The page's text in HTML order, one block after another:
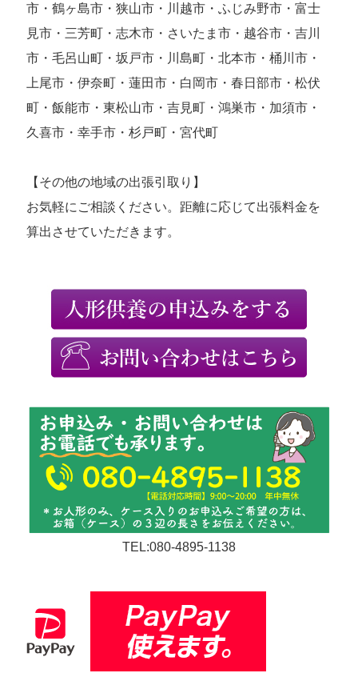
市・鶴ヶ島市・狭山市・川越市・ふじみ野市・富士
見市・三芳町・志木市・さいたま市・越谷市・吉川
市・毛呂山町・坂戸市・川島町・北本市・桶川市・
上尾市・伊奈町・蓮田市・白岡市・春日部市・松伏
町・飯能市・東松山市・吉見町・鴻巣市・加須市・
久喜市・幸手市・杉戸町・宮代町
【その他の地域の出張引取り】
お気軽にご相談ください。距離に応じて出張料金を
算出させていただきます。
TEL:080-4895-1138